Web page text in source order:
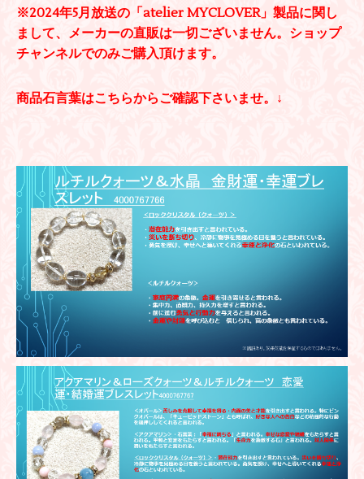
※2024年5月放送の「atelier MYCLOVER」製品に関し
まして、メーカーの直販は一切ございません。ショップ
チャンネルでのみご購入頂けます。
商品石言葉はこちらからご確認下さいませ。↓